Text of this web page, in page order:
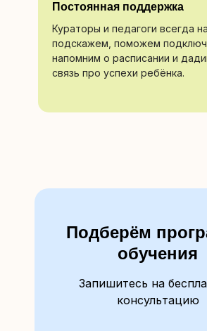
Кураторы и педагоги всегда
подскажем, поможем
напомним о расписании и
связь про успехи ребёнка.
Постоянная поддержка
Подберём
обучения
Запишитесь на
консультацию